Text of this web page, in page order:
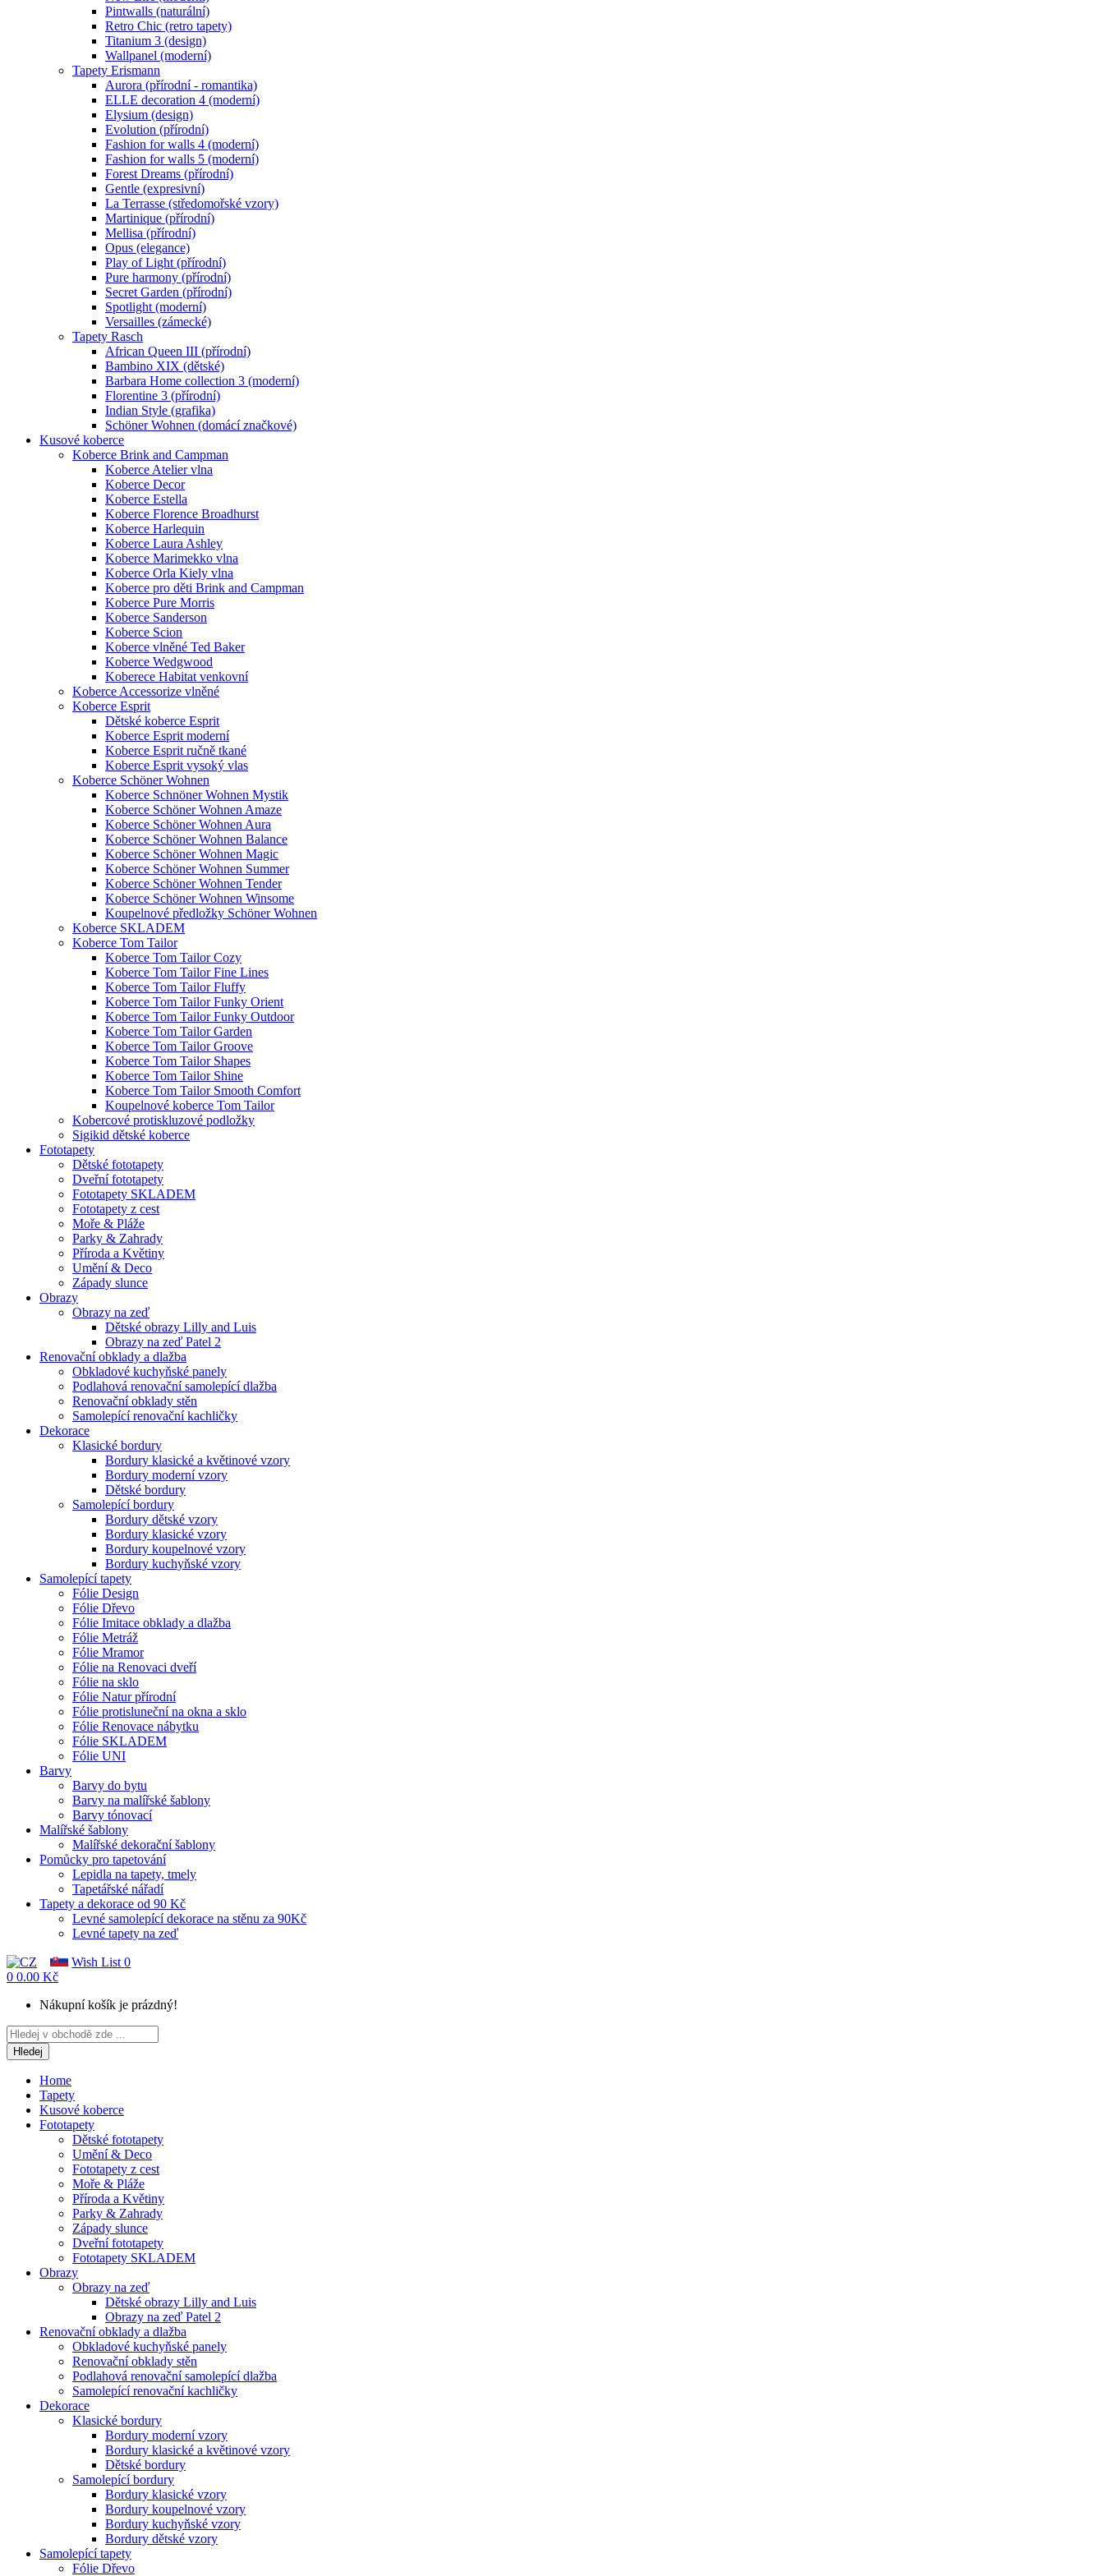
Pintwalls (naturální)
Retro Chic (retro tapety)
Titanium 3 (design)
Wallpanel (moderní)
Tapety Erismann
Aurora (přírodní - romantika)
ELLE decoration 4 (moderní)
Elysium (design)
Evolution (přírodní)
Fashion for walls 4 (moderní)
Fashion for walls 5 (moderní)
Forest Dreams (přírodní)
Gentle (expresivní)
La Terrasse (středomořské vzory)
Martinique (přírodní)
Mellisa (přírodní)
Opus (elegance)
Play of Light (přírodní)
Pure harmony (přírodní)
Secret Garden (přírodní)
Spotlight (moderní)
Versailles (zámecké)
Tapety Rasch
African Queen III (přírodní)
Bambino XIX (dětské)
Barbara Home collection 3 (moderní)
Florentine 3 (přírodní)
Indian Style (grafika)
Schöner Wohnen (domácí značkové)
Kusové koberce
Koberce Brink and Campman
Koberce Atelier vlna
Koberce Decor
Koberce Estella
Koberce Florence Broadhurst
Koberce Harlequin
Koberce Laura Ashley
Koberce Marimekko vlna
Koberce Orla Kiely vlna
Koberce pro děti Brink and Campman
Koberce Pure Morris
Koberce Sanderson
Koberce Scion
Koberce vlněné Ted Baker
Koberce Wedgwood
Koberece Habitat venkovní
Koberce Accessorize vlněné
Koberce Esprit
Dětské koberce Esprit
Koberce Esprit moderní
Koberce Esprit ručně tkané
Koberce Esprit vysoký vlas
Koberce Schöner Wohnen
Koberce Schnöner Wohnen Mystik
Koberce Schöner Wohnen Amaze
Koberce Schöner Wohnen Aura
Koberce Schöner Wohnen Balance
Koberce Schöner Wohnen Magic
Koberce Schöner Wohnen Summer
Koberce Schöner Wohnen Tender
Koberce Schöner Wohnen Winsome
Koupelnové předložky Schöner Wohnen
Koberce SKLADEM
Koberce Tom Tailor
Koberce Tom Tailor Cozy
Koberce Tom Tailor Fine Lines
Koberce Tom Tailor Fluffy
Koberce Tom Tailor Funky Orient
Koberce Tom Tailor Funky Outdoor
Koberce Tom Tailor Garden
Koberce Tom Tailor Groove
Koberce Tom Tailor Shapes
Koberce Tom Tailor Shine
Koberce Tom Tailor Smooth Comfort
Koupelnové koberce Tom Tailor
Kobercové protiskluzové podložky
Sigikid dětské koberce
Fototapety
Dětské fototapety
Dveřní fototapety
Fototapety SKLADEM
Fototapety z cest
Moře & Pláže
Parky & Zahrady
Příroda a Květiny
Umění & Deco
Západy slunce
Obrazy
Obrazy na zeď
Dětské obrazy Lilly and Luis
Obrazy na zeď Patel 2
Renovační obklady a dlažba
Obkladové kuchyňské panely
Podlahová renovační samolepící dlažba
Renovační obklady stěn
Samolepící renovační kachličky
Dekorace
Klasické bordury
Bordury klasické a květinové vzory
Bordury moderní vzory
Dětské bordury
Samolepící bordury
Bordury dětské vzory
Bordury klasické vzory
Bordury koupelnové vzory
Bordury kuchyňské vzory
Samolepící tapety
Fólie Design
Fólie Dřevo
Fólie Imitace obklady a dlažba
Fólie Metráž
Fólie Mramor
Fólie na Renovaci dveří
Fólie na sklo
Fólie Natur přírodní
Fólie protisluneční na okna a sklo
Fólie Renovace nábytku
Fólie SKLADEM
Fólie UNI
Barvy
Barvy do bytu
Barvy na malířské šablony
Barvy tónovací
Malířské šablony
Malířské dekorační šablony
Pomůcky pro tapetování
Lepidla na tapety, tmely
Tapetářské nářadí
Tapety a dekorace od 90 Kč
Levné samolepící dekorace na stěnu za 90Kč
Levné tapety na zeď
Wish List 0
0 0.00 Kč
Nákupní košík je prázdný!
Hledej
Home
Tapety
Kusové koberce
Fototapety
Dětské fototapety
Umění & Deco
Fototapety z cest
Moře & Pláže
Příroda a Květiny
Parky & Zahrady
Západy slunce
Dveřní fototapety
Fototapety SKLADEM
Obrazy
Obrazy na zeď
Dětské obrazy Lilly and Luis
Obrazy na zeď Patel 2
Renovační obklady a dlažba
Obkladové kuchyňské panely
Renovační obklady stěn
Podlahová renovační samolepící dlažba
Samolepící renovační kachličky
Dekorace
Klasické bordury
Bordury moderní vzory
Bordury klasické a květinové vzory
Dětské bordury
Samolepící bordury
Bordury klasické vzory
Bordury koupelnové vzory
Bordury kuchyňské vzory
Bordury dětské vzory
Samolepící tapety
Fólie Dřevo